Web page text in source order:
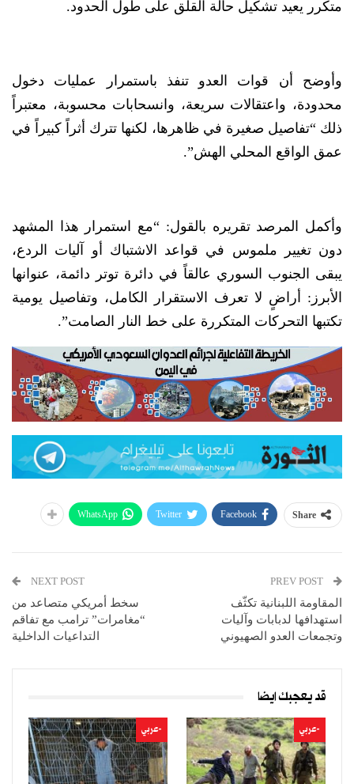
متكرر يعيد تشكيل حالة القلق على طول الحدود.
وأوضح أن قوات العدو تنفذ باستمرار عمليات دخول
محدودة، واعتقالات سريعة، وانسحابات محسوبة، معتبراً
ذلك “تفاصيل صغيرة في ظاهرها، لكنها تترك أثراً كبيراً في
عمق الواقع المحلي الهش”.
وأكمل المرصد تقريره بالقول: “مع استمرار هذا المشهد
دون تغيير ملموس في قواعد الاشتباك أو آليات الردع،
يبقى الجنوب السوري عالقاً في دائرة توتر دائمة، عنوانها
الأبرز: أراضٍ لا تعرف الاستقرار الكامل، وتفاصيل يومية
تكتبها التحركات المتكررة على خط النار الصامت”.
Share
Facebook
Twitter
WhatsApp
المقاومة اللبنانية تكثّف
استهدافها لدبابات وآليات
وتجمعات العدو الصهيوني
NEXT POST
سخط أمريكي متصاعد من
“مغامرات” ترامب مع تفاقم
التداعيات الداخلية
قد يعجبك ايضا
-عربي -عربي